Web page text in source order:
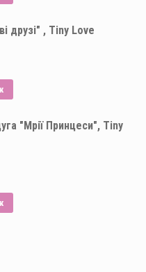
вибрати
товару
друзі" , Tiny Love
"Мрії Принцеси", Tiny